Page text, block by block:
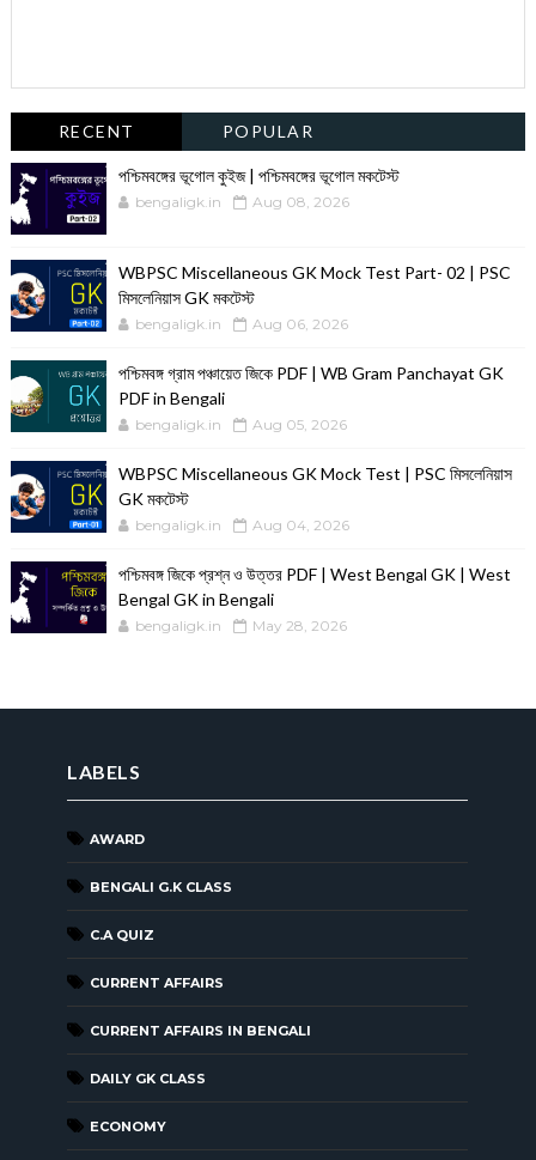
RECENT POPULAR
পশ্চিমবঙ্গের ভূগোল কুইজ | পশ্চিমবঙ্গের ভূগোল মকটেস্ট
bengaligk.in Aug 08, 2026
WBPSC Miscellaneous GK Mock Test Part- 02 | PSC
মিসলেনিয়াস GK মকটেস্ট
bengaligk.in Aug 06, 2026
পশ্চিমবঙ্গ গ্রাম পঞ্চায়েত জিকে PDF | WB Gram Panchayat GK
PDF in Bengali
bengaligk.in Aug 05, 2026
WBPSC Miscellaneous GK Mock Test | PSC মিসলেনিয়াস
GK মকটেস্ট
bengaligk.in Aug 04, 2026
পশ্চিমবঙ্গ জিকে প্রশ্ন ও উত্তর PDF | West Bengal GK | West
Bengal GK in Bengali
bengaligk.in May 28, 2026
LABELS
AWARD
BENGALI G.K CLASS
C.A QUIZ
CURRENT AFFAIRS
CURRENT AFFAIRS IN BENGALI
DAILY GK CLASS
ECONOMY